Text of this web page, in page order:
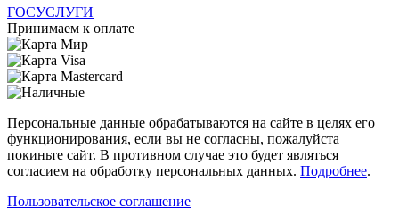
ГОСУСЛУГИ
Принимаем к оплате
Персональные данные обрабатываются на сайте в целях его
функционирования, если вы не согласны, пожалуйста
покиньте сайт. В противном случае это будет являться
согласием на обработку персональных данных. Подробнее.
Пользовательское соглашение